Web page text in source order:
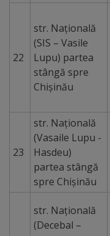
de
comunicaţii
electronice
Noutăți
Anunțuri
Buletine
Proiecte
22
str. Naţională
(SIS – Vasile
Lupu) partea
stângă spre
Chişinău
23
str. Naţională
(Vasaile Lupu -
Hasdeu)
partea stângă
spre Chişinău
str. Naţională
(Decebal –